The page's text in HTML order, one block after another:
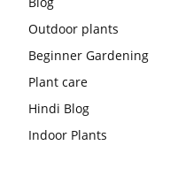
Outdoor plants
Beginner Gardening
Plant care
Hindi Blog
Indoor Plants